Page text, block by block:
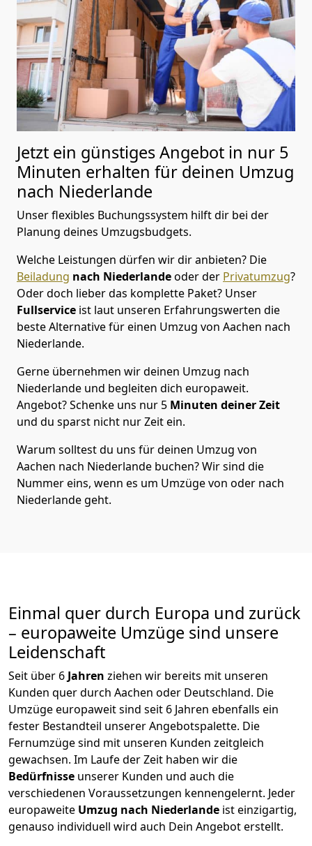
Jetzt ein günstiges Angebot in nur 5
Minuten erhalten für deinen Umzug
nach Niederlande
Unser flexibles Buchungssystem hilft dir bei der
Planung deines Umzugsbudgets.
Welche Leistungen dürfen wir dir anbieten? Die
Beiladung nach Niederlandeoder der Privatumzug?
Oder doch lieber das komplette Paket? Unser
Fullservice ist laut unseren Erfahrungswerten die
beste Alternative für einen Umzug von Aachen nach
Niederlande.
Gerne übernehmen wir deinen Umzug nach
Niederlande und begleiten dich europaweit.
Angebot? Schenke uns nur 5 Minuten deiner Zeit
und du sparst nicht nur Zeit ein.
Warum solltest du uns für deinen Umzug von
Aachen nach Niederlande buchen? Wir sind die
Nummer eins, wenn es um Umzüge von oder nach
Niederlande geht.
Einmal quer durch Europa und zurück
– europaweite Umzüge sind unsere
Leidenschaft
Seit über 6 Jahren ziehen wir bereits mit unseren
Kunden quer durch Aachen oder Deutschland. Die
Umzüge europaweit sind seit 6 Jahren ebenfalls ein
fester Bestandteil unserer Angebotspalette. Die
Fernumzüge sind mit unseren Kunden zeitgleich
gewachsen. Im Laufe der Zeit haben wir die
Bedürfnisse unserer Kunden und auch die
verschiedenen Voraussetzungen kennengelernt. Jeder
europaweite Umzug nach Niederlande ist einzigartig,
genauso individuell wird auch Dein Angebot erstellt.